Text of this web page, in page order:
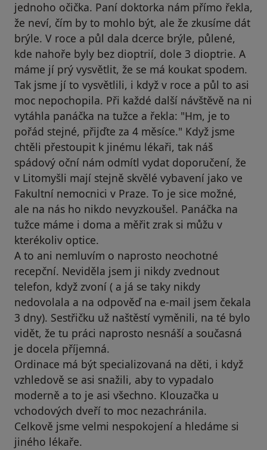
jednoho očička. Paní doktorka nám přímo řekla,
že neví, čím by to mohlo být, ale že zkusíme dát
brýle. V roce a půl dala dcerce brýle, půlené,
kde nahoře byly bez dioptrií, dole 3 dioptrie. A
máme jí prý vysvětlit, že se má koukat spodem.
Tak jsme jí to vysvětlili, i když v roce a půl to asi
moc nepochopila. Při každé další návštěvě na ni
vytáhla panáčka na tužce a řekla: "Hm, je to
pořád stejné, přijďte za 4 měsíce." Když jsme
chtěli přestoupit k jinému lékaři, tak náš
spádový oční nám odmítl vydat doporučení, že
v Litomyšli mají stejně skvělé vybavení jako ve
Fakultní nemocnici v Praze. To je sice možné,
ale na nás ho nikdo nevyzkoušel. Panáčka na
tužce máme i doma a měřit zrak si můžu v
kterékoliv optice.
A to ani nemluvím o naprosto neochotné
recepční. Neviděla jsem ji nikdy zvednout
telefon, když zvoní ( a já se taky nikdy
nedovolala a na odpověď na e-mail jsem čekala
3 dny). Sestřičku už naštěstí vyměnili, na té bylo
vidět, že tu práci naprosto nesnáší a současná
je docela příjemná.
Ordinace má být specializovaná na děti, i když
vzhledově se asi snažili, aby to vypadalo
moderně a to je asi všechno. Klouzačka u
vchodových dveří to moc nezachránila.
Celkově jsme velmi nespokojení a hledáme si
jiného lékaře.